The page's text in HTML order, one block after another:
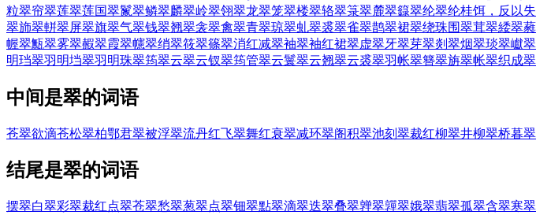
粒翠帘翠莲翠莲国翠鬣翠鳞翠麟翠岭翠翎翠龙翠笼翠楼翠辂翠箓翠麓翠籙翠纶翠纶桂饵，反以
翠斾翠軿翠屏翠旗翠气翠钱翠翘翠衾翠禽翠青翠琼翠虬翠裘翠雀翠鹊翠裙翠绕珠围翠茸翠緌翠蕤
幄翠甒翠雾翠赮翠霞翠幰翠绡翠筱翠篠翠消红减翠袖翠袖红裙翠虚翠牙翠芽翠剡翠烟翠琰翠巘
明珰翠羽明垱翠羽明珠翠筠翠云翠云钗翠筠管翠云鬟翠云翘翠云裘翠羽帐翠簪翠旃翠帐翠织成
中间是翠的词语
苍翠欲滴苍松翠柏鄂君翠被浮翠流丹红飞翠舞红衰翠减环翠阁积翠池刻翠裁红柳翠井柳翠桥暮
结尾是翠的词语
摆翠白翠彩翠裁红点翠苍翠愁翠葱翠点翠钿翠點翠滴翠迭翠叠翠亸翠嚲翠娥翠翡翠孤翠含翠寒翠